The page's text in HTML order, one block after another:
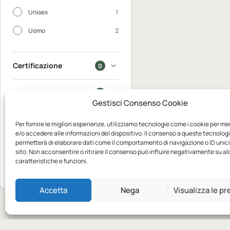
Gestisci Consenso Cookie
Per fornire le migliori esperienze, utilizziamo tecnologie come i cookie per
e/o accedere alle informazioni del dispositivo. Il consenso a queste
permetterà di elaborare dati come il comportamento di navigazione o ID
sito. Non acconsentire o ritirare il consenso può influire negativamente su
caratteristiche e funzioni.
Accetta Nega Visualizza le
Unisex 1
Uomo 2
Certificazione 0
Disponibili
Mostra
3
Azzera